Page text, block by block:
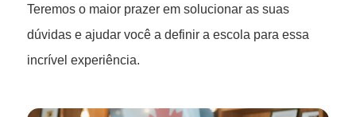
Teremos o maior prazer em solucionar as suas
dúvidas e ajudar você a definir a escola para essa
incrível experiência.